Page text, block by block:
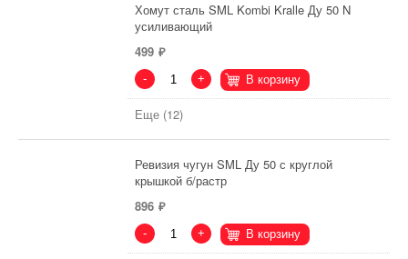
Хомут сталь SML Kombi Kralle Ду 50 N
усиливающий
499
- + В корзину
Еще (12)
Ревизия чугун SML Ду 50 с круглой
крышкой б/растр
896
- + В корзину